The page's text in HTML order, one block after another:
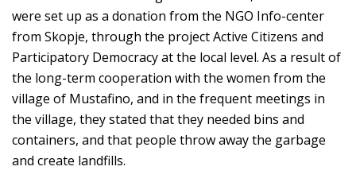
were set up as a donation from the NGO Info-center
from Skopje, through the project Active Citizens and
Participatory Democracy at the local level. As a result of
the long-term cooperation with the women from the
village of Mustafino, and in the frequent meetings in
the village, they stated that they needed bins and
containers, and that people throw away the garbage
and create landfills.